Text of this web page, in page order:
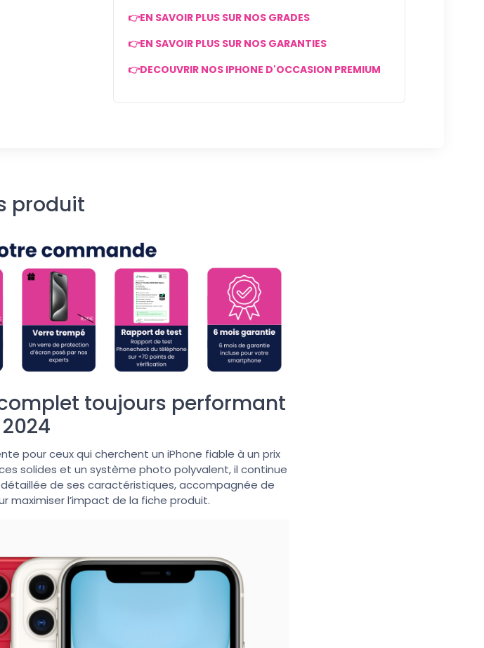
👉EN SAVOIR PLUS SUR NOS GRADES
👉EN SAVOIR PLUS SUR NOS GARANTIES
👉DECOUVRIR NOS IPHONE D'OCCASION PREMIUM
produit
complet toujours performant
pour ceux qui cherchent un iPhone fiable à un prix
solides et un système photo polyvalent, il continue
de ses caractéristiques, accompagnée de
maximiser l’impact de la fiche produit.